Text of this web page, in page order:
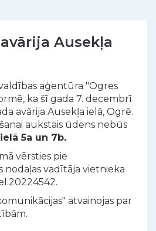
Ausekļa
aģentūra "Ogres
ka šī gada 7. decembrī
avārija Ausekļa ielā, Ogrē.
aukstais ūdens nebūs
5a un 7b.
vērsties pie
nodaļas vadītāja vietnieka
atvainojas par